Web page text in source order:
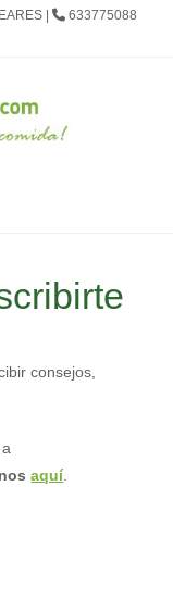
| 633775088
consejos,
aquí.